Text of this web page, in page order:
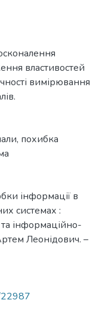
властивостей
вимірювання
, похибка
інформації в
системах :
та інформаційно-
Леонідович. –